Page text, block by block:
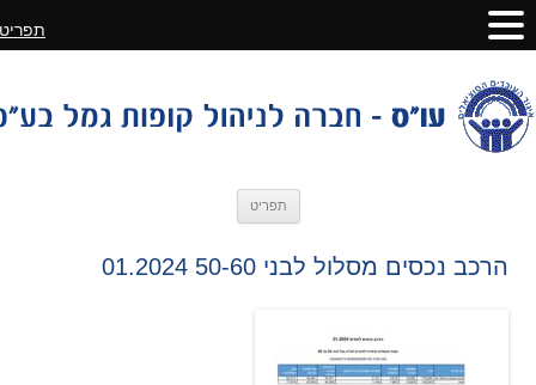
תפריט
הרכב נכסים מסלול לבני 50-60 01.2024
תפריט